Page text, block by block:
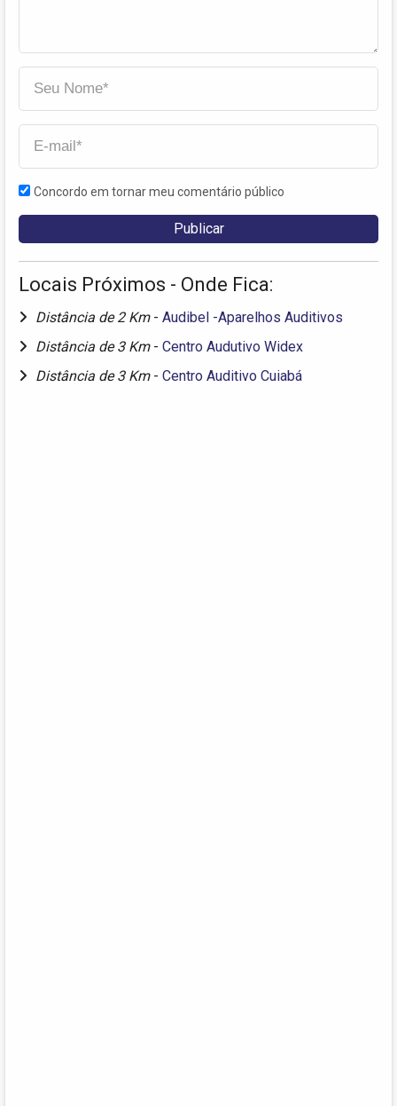
Concordo em tornar meu comentário público
Locais Próximos - Onde Fica:
Distância de 2 Km - Audibel -Aparelhos Auditivos
Distância de 3 Km - Centro Audutivo Widex
Distância de 3 Km - Centro Auditivo Cuiabá